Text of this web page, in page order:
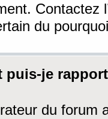
Contactez
du
puis-je
du forum